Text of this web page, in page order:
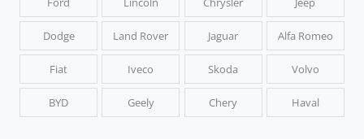
Dodge Land Rover Jaguar Alfa Romeo
Fiat Iveco Skoda Volvo
BYD Geely Chery Haval